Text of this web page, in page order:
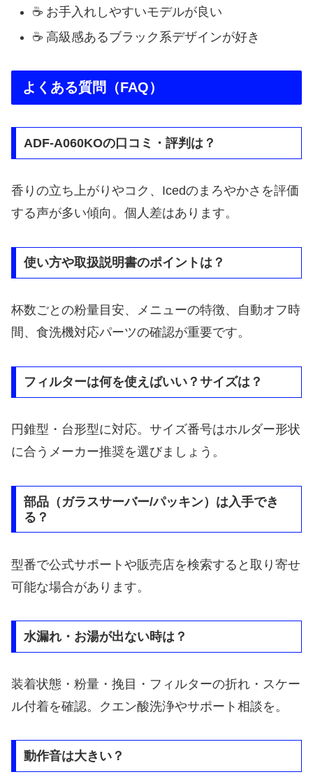
☕ お手入れしやすいモデルが良い
☕ 高級感あるブラック系デザインが好き
よくある質問（FAQ）
ADF-A060KOの口コミ・評判は？
香りの立ち上がりやコク、Icedのまろやかさを評価
する声が多い傾向。個人差はあります。
使い方や取扱説明書のポイントは？
杯数ごとの粉量目安、メニューの特徴、自動オフ時
間、食洗機対応パーツの確認が重要です。
フィルターは何を使えばいい？サイズは？
円錐型・台形型に対応。サイズ番号はホルダー形状
に合うメーカー推奨を選びましょう。
部品（ガラスサーバー/パッキン）は入手でき
る？
型番で公式サポートや販売店を検索すると取り寄せ
可能な場合があります。
水漏れ・お湯が出ない時は？
装着状態・粉量・挽目・フィルターの折れ・スケー
ル付着を確認。クエン酸洗浄やサポート相談を。
動作音は大きい？